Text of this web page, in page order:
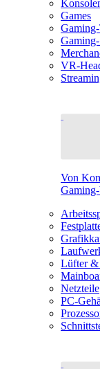
Games
VR-
Von
Lüfter
Netzteile
PC-